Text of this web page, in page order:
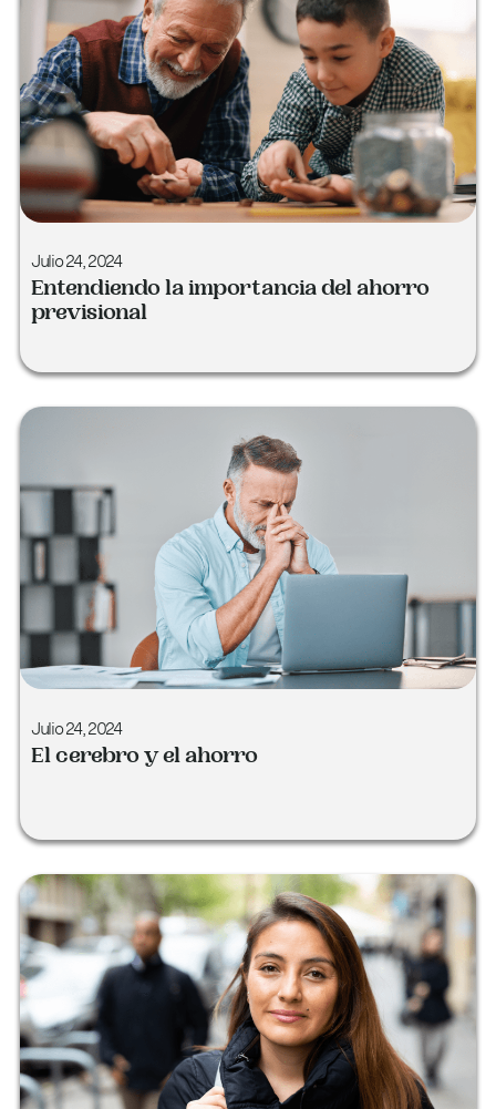
Julio 24, 2024
Entendiendo la importancia del ahorro
previsional
Julio 24, 2024
El cerebro y el ahorro